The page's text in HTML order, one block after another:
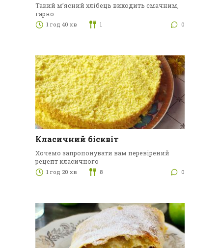
Такий м’ясний хлібець виходить смачним,
гарно
1 год 40 хв 1 0
Класичний бісквіт
Хочемо запропонувати вам перевірений
рецепт класичного
1 год 20 хв 8 0